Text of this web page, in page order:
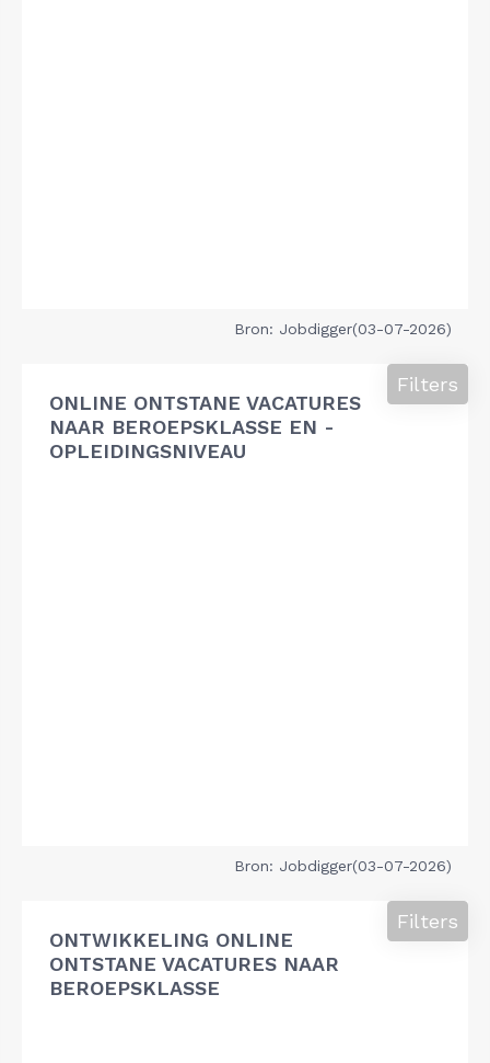
Bron: Jobdigger(03-07-2026)
ONLINE ONTSTANE VACATURES
NAAR BEROEPSKLASSE EN -
OPLEIDINGSNIVEAU
Filters
Bron: Jobdigger(03-07-2026)
ONTWIKKELING ONLINE
ONTSTANE VACATURES NAAR
BEROEPSKLASSE
Filters